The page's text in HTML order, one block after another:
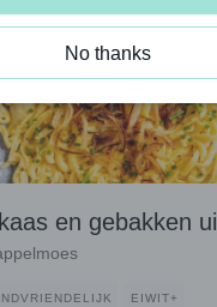
en gebakken ui
EIWIT+
No thanks